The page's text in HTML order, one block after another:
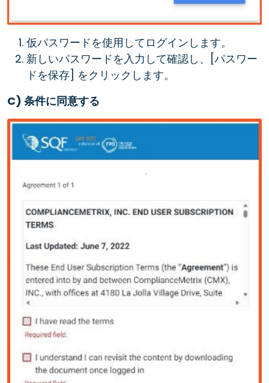
仮パスワードを使用してログインします。
新しいパスワードを入力して確認し、[パスワー
ドを保存] をクリックします。
C) 条件に同意する